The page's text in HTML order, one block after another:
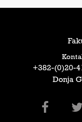
‎+382-(0)20-
Donja